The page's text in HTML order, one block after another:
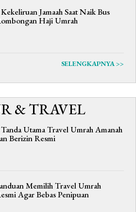
Jamaah Saat Naik Bus
Haji Umrah
SELENGKAPNYA >>
& TRAVEL
Utama Travel Umrah Amanah
Berizin Resmi
Memilih Travel Umrah
Agar Bebas Penipuan